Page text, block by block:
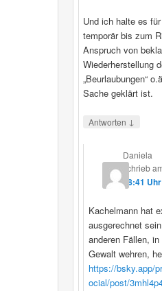
Und ich halte es
temporär bis zum
Anspruch von
Wiederherstellung
„Beurlaubungen“
Sache geklärt ist.
Antworten ↓
Daniela
schrieb
08:41 Uhr
Kachelmann hat
ausgerechnet
anderen Fällen,
Gewalt wehren,
https://bsky.app/
ocial/post/